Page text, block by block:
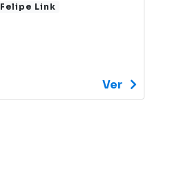
Felipe Link
Ver